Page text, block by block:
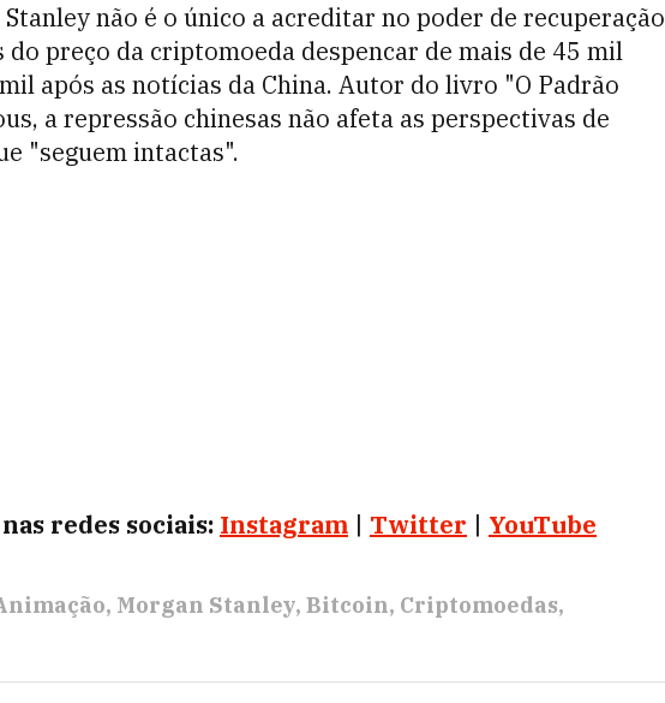
não é o único a acreditar no poder de recuperação
preço da criptomoeda despencar de mais de 45 mil
após as notícias da China. Autor do livro "O Padrão
a repressão chinesas não afeta as perspectivas de
"seguem intactas".
redes sociais: Instagram | Twitter | YouTube
Morgan Stanley Bitcoin Criptomoedas